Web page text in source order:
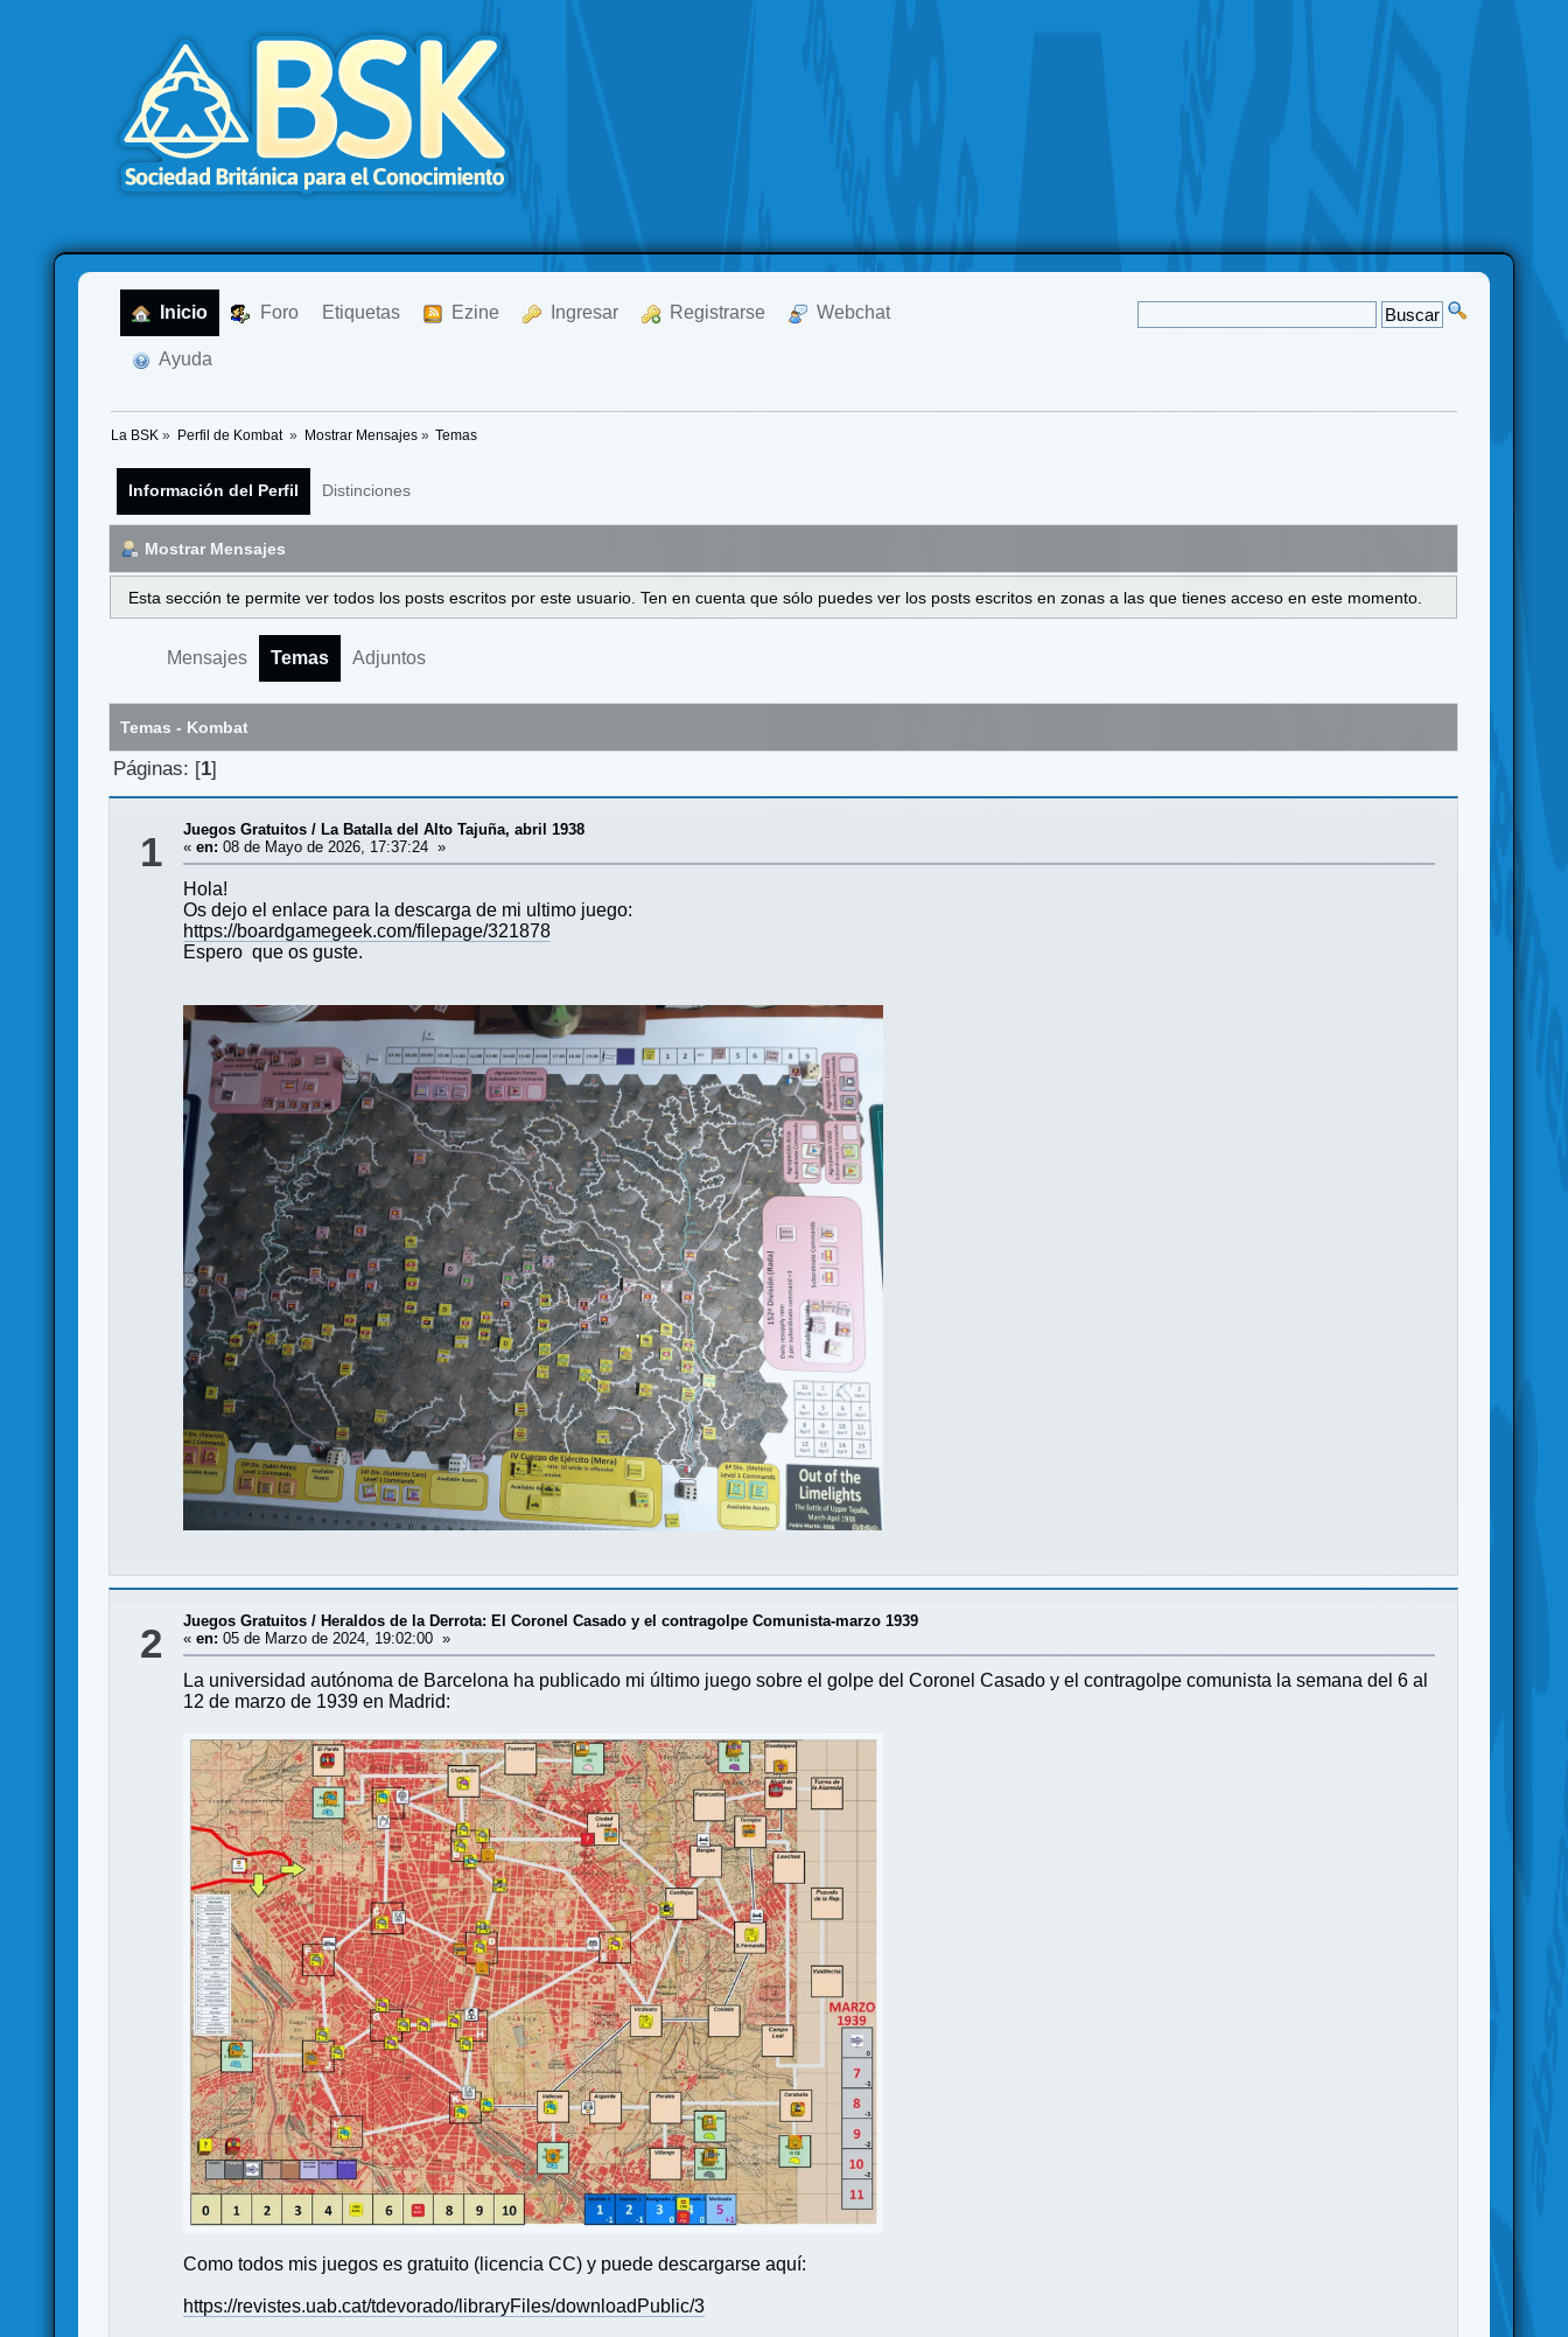
Inicio Foro Etiquetas Ezine Ingresar Registrarse Webchat
Ayuda
La BSK » Perfil de Kombat » Mostrar Mensajes» Temas
Información del Perfil Distinciones
Mostrar Mensajes
Esta sección te permite ver todos los posts escritos por este usuario. Ten en cuenta que sólo puedes ver los posts escritos en zonas a las que tienes acceso en este momento.
Mensajes Temas Adjuntos
Temas - Kombat
Páginas: [1]
1 Juegos Gratuitos/ La Batalla del Alto Tajuña, abril 1938
«en: 08 de Mayo de 2026, 17:37:24 »
Hola!
Os dejo el enlace para la descarga de mi ultimo juego:
https://boardgamegeek.com/filepage/321878
Espero que os guste.
2 Juegos Gratuitos/ Heraldos de la Derrota: El Coronel Casado y el contragolpe Comunista-marzo 1939
«en: 05 de Marzo de 2024, 19:02:00 »
La universidad autónoma de Barcelona ha publicado mi último juego sobre el golpe del Coronel Casado y el contragolpe comunista la semana del 6 al
12 de marzo de 1939 en Madrid:
Como todos mis juegos es gratuito (licencia CC) y puede descargarse aquí:
https://revistes.uab.cat/tdevorado/libraryFiles/downloadPublic/3